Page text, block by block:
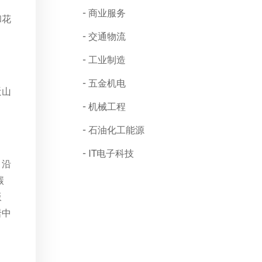
商业服务
交通物流
工业制造
五金机电
机械工程
石油化工能源
IT电子科技